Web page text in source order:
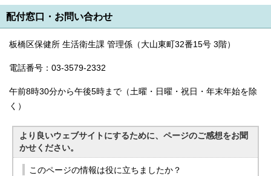
配付窓口・お問い合わせ
板橋区保健所 生活衛生課 管理係（大山東町32番15号 3階）
電話番号：03-3579-2332
午前8時30分から午後5時まで（土曜・日曜・祝日・年末年始を除
く）
より良いウェブサイトにするために、ページのご感想をお聞
かせください。
このページの情報は役に立ちましたか？